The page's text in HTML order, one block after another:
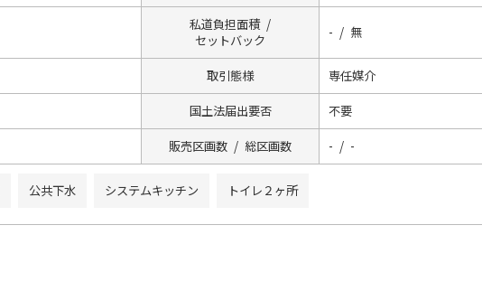
私道負担面積 /
セットバック
- / 無
取引態様 専任媒介
国土法届出要否 不要
販売区画数 / 総区画数 - / -
公共下水 システムキッチン トイレ２ヶ所